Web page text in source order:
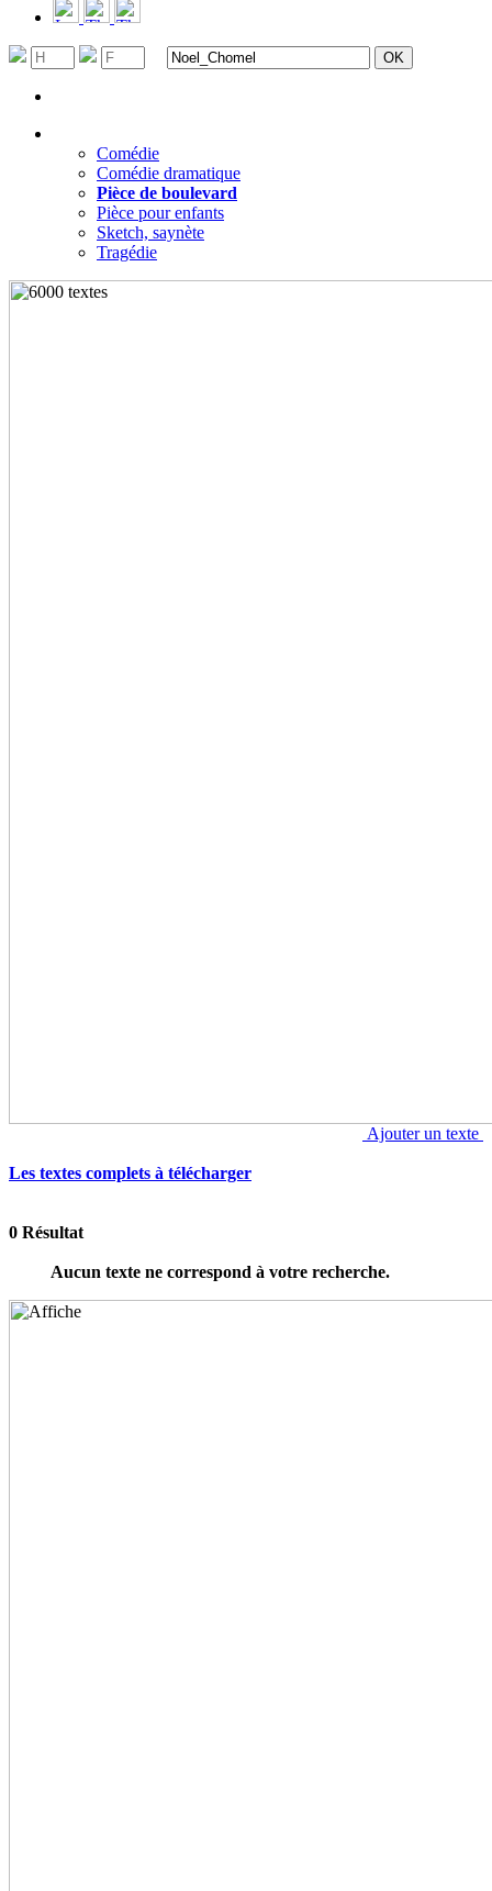
Comédie
Comédie dramatique
Pièce de boulevard
Pièce pour enfants
Sketch, saynète
Tragédie
Ajouter un texte
Les textes complets à télécharger
0 Résultat
Aucun texte ne correspond à votre recherche.